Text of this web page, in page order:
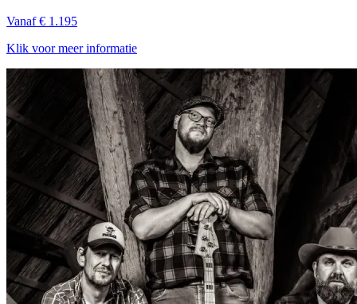
Vanaf € 1.195
Klik voor meer informatie